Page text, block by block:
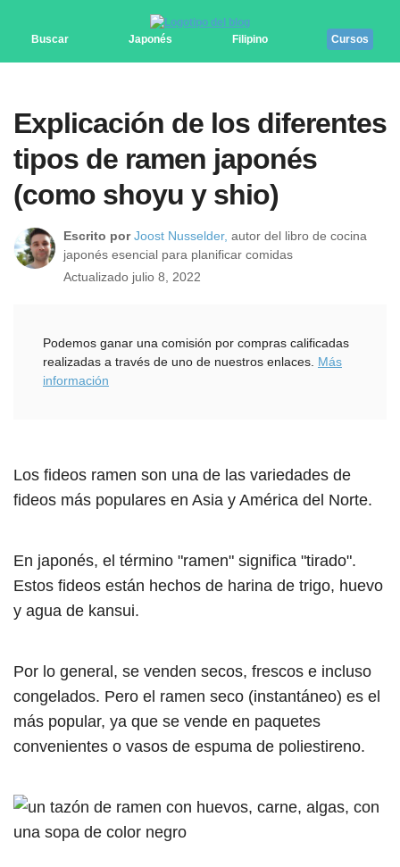
Buscar Japonés Filipino Cursos
Explicación de los diferentes
tipos de ramen japonés
(como shoyu y shio)
Escrito por Joost Nusselder, autor del libro de cocina
japonés esencial para planificar comidas
Actualizado julio 8, 2022
Podemos ganar una comisión por compras calificadas
realizadas a través de uno de nuestros enlaces. Más
información
Los fideos ramen son una de las variedades de
fideos más populares en Asia y América del Norte.
En japonés, el término "ramen" significa "tirado".
Estos fideos están hechos de harina de trigo, huevo
y agua de kansui.
Por lo general, se venden secos, frescos e incluso
congelados. Pero el ramen seco (instantáneo) es el
más popular, ya que se vende en paquetes
convenientes o vasos de espuma de poliestireno.